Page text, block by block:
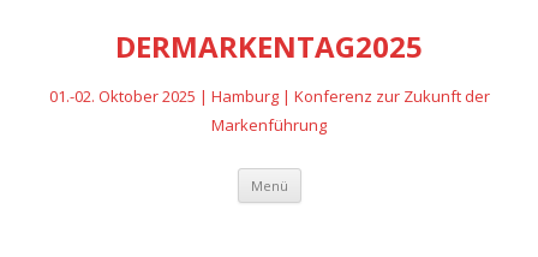
DERMARKENTAG2025
01.-02. Oktober 2025 | Hamburg | Konferenz zur Zukunft der
Markenführung
Menü Zum
springen